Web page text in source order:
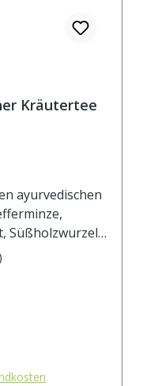
Kräutertee
ayurvedischen
Süßholzwurzel,
Wasser
min.